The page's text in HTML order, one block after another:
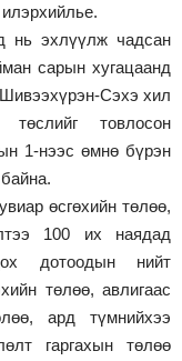
нь эхлүүлж чадсан
сарын хугацаанд
Сэхэ хил
товлосон
1-нээс өмнө бүрэн
өсгөхийн төлөө,
100 их наядад
дотоодын нийт
төлөө, авлигаас
ард түмнийхээ
гаргахын төлөө